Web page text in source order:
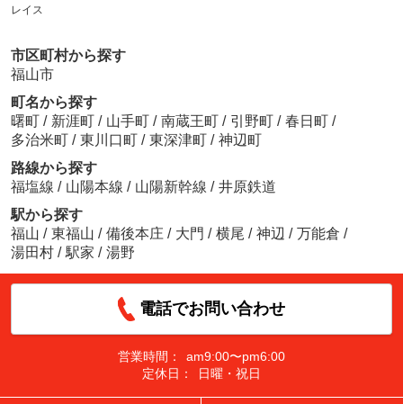
レイス
市区町村から探す
福山市
町名から探す
曙町 / 新涯町 / 山手町 / 南蔵王町 / 引野町 / 春日町 /
多治米町 / 東川口町 / 東深津町 / 神辺町
路線から探す
福塩線 / 山陽本線 / 山陽新幹線 / 井原鉄道
駅から探す
福山 / 東福山 / 備後本庄 / 大門 / 横尾 / 神辺 / 万能倉 /
湯田村 / 駅家 / 湯野
電話でお問い合わせ
営業時間：
am9:00〜pm6:00
定休日：
日曜・祝日